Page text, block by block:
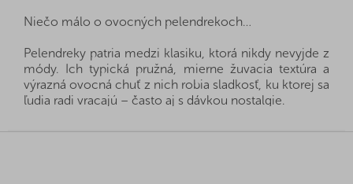
Niečo málo o ovocných pelendrekoch…
Pelendreky patria medzi klasiku, ktorá nikdy nevyjde z
módy. Ich typická pružná, mierne žuvacia textúra a
výrazná ovocná chuť z nich robia sladkosť, ku ktorej sa
ľudia radi vracajú – často aj s dávkou nostalgie.
Ovocné pelendreky mix prinášajú pestrú kombináciu